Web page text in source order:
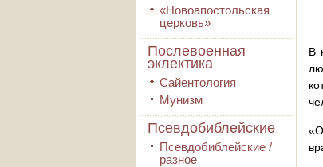
«Новоапостольская
церковь»
Послевоенная
эклектика
Сайентология
Мунизм
Псевдобиблейские
Псевдобиблейские /
разное
В